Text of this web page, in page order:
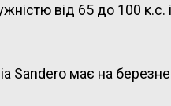
від 65 до 100
Sandero має на